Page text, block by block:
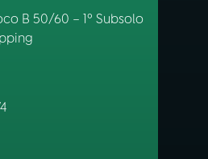
B 50/60 – 1º Subsolo